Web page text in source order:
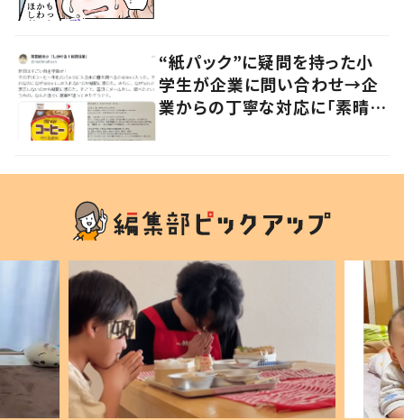
“紙パック”に疑問を持った小
学生が企業に問い合わせ→企
業からの丁寧な対応に「素晴ら